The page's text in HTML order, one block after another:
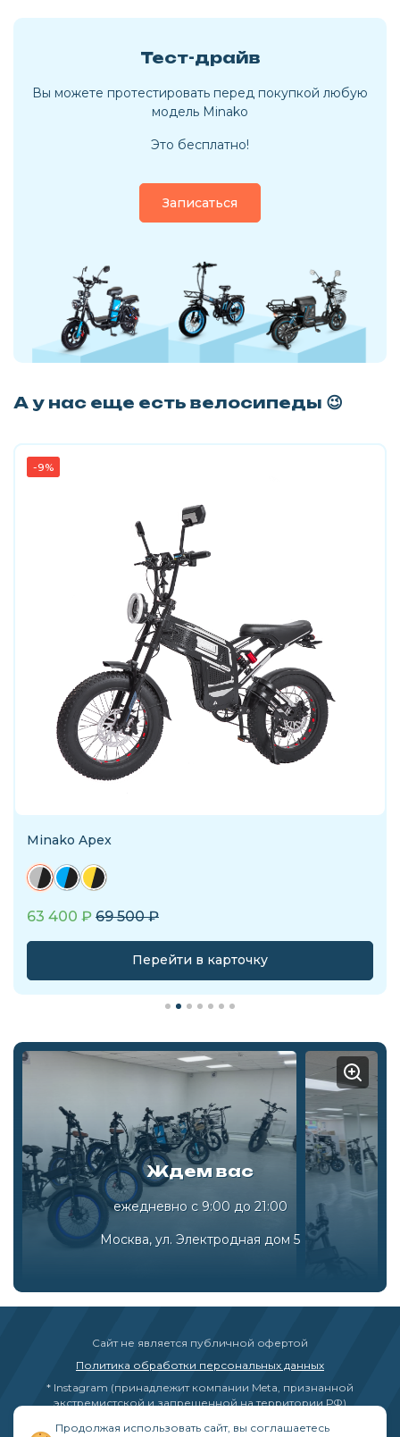
Тест-драйв
Вы можете протестировать перед покупкой любую
модель Minako
Это бесплатно!
Записаться
А у нас еще есть велосипеды 😉
-9%
Minako Apex
63 400 ₽ 69 500₽
Перейти в карточку
Ждем вас
ежедневно с 9:00 до 21:00
Москва, ул. Электродная дом 5
Продолжая использовать сайт, вы соглашаетесь
Сайт не является публичной офертой
Политика обработки персональных данных
* Instagram (принадлежит компании Meta, признанной
экстремистской и запрещенной на территории РФ)